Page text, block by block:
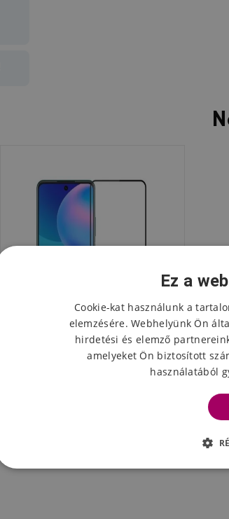
Ez a
Cookie-kat használunk a
elemzésére. Webhelyünk Ön
hirdetési és elemző
amelyeket Ön biztosított
használatából